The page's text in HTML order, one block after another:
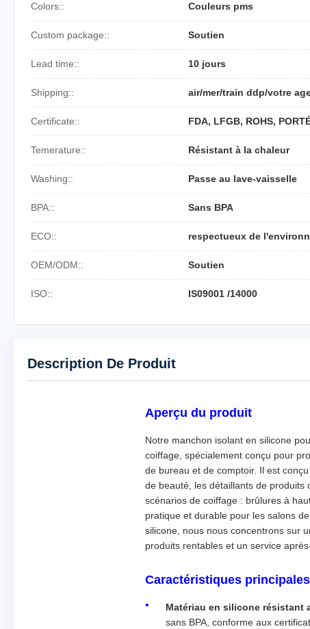
Colors:: Couleurs pms
Custom package:: Soutien
Lead time:: 10 jours
Shipping:: air/mer/train ddp/votre
Certificate:: FDA, LFGB, ROHS,
Temerature:: Résistant à la chaleur
Washing:: Passe au lave-vaisselle
BPA:: Sans BPA
ECO:: respectueux de
OEM/ODM:: Soutien
ISO:: IS09001 /14000
Description De Produit
Aperçu du produit
Notre manchon isolant en silicone
coiffage, spécialement conçu pour
de bureau et de comptoir. Il est
de beauté, les détaillants de
scénarios de coiffage : brûlures à
pratique et durable pour les salons
silicone, nous nous concentrons sur
produits rentables et un service
Caractéristiques
Matériau en silicone résistant
sans BPA, conforme aux